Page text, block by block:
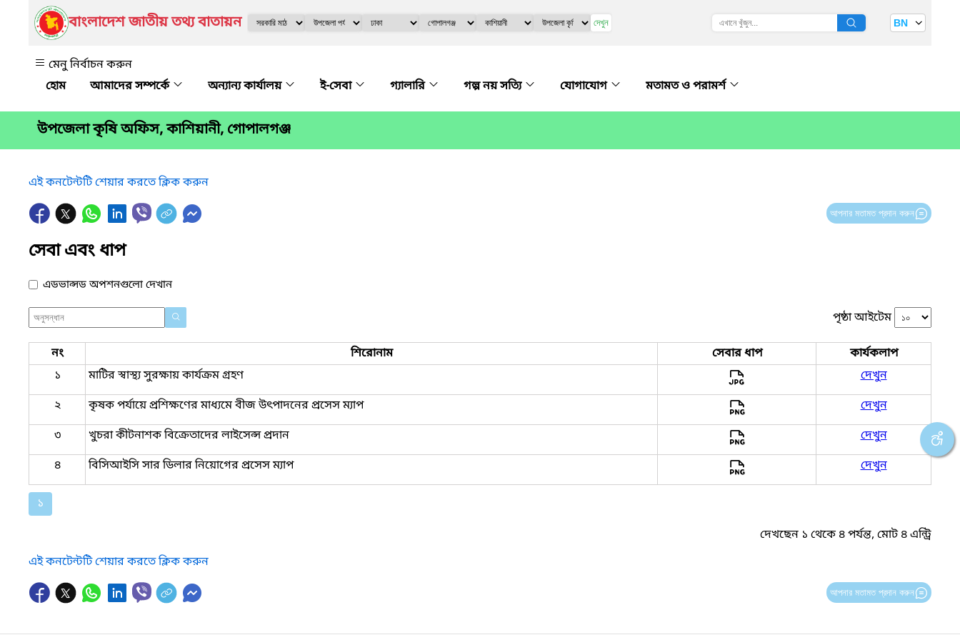
বাংলাদেশ জাতীয় তথ্য বাতায়ন দেখুন BN
মেনু নির্বাচন করুন
আমাদের সম্পর্কে
অন্যান্য কার্যালয় ই-সেবা গ্যালারি গল্প নয় সত্যি যোগাযোগ মতামত ও পরামর্শ
উপজেলা কৃষি অফিস, কাশিয়ানী, গোপালগঞ্জ
এই কনটেন্টটি শেয়ার করতে ক্লিক করুন
আপনার মতামত প্রদান করুন
সেবা এবং ধাপ
এডভান্সড অপশনগুলো দেখান
পৃষ্ঠা আইটেম
নং শিরোনাম সেবার ধাপ
কার্যকলাপ
১
মাটির স্বাস্থ্য সুরক্ষায় কার্যক্রম গ্রহণ
দেখুন
২
কৃষক পর্যায়ে প্রশিক্ষণের মাধ্যমে বীজ উৎপাদনের প্রসেস ম্যাপ
দেখুন
৩
খুচরা কীটনাশক বিক্রেতাদের লাইসেন্স প্রদান
দেখুন
৪
বিসিআইসি সার ডিলার নিয়োগের প্রসেস ম্যাপ দেখুন
১
দেখছেন ১ থেকে ৪ পর্যন্ত, মোট ৪ এন্ট্রি
এই কনটেন্টটি শেয়ার করতে ক্লিক করুন
আপনার মতামত প্রদান করুন